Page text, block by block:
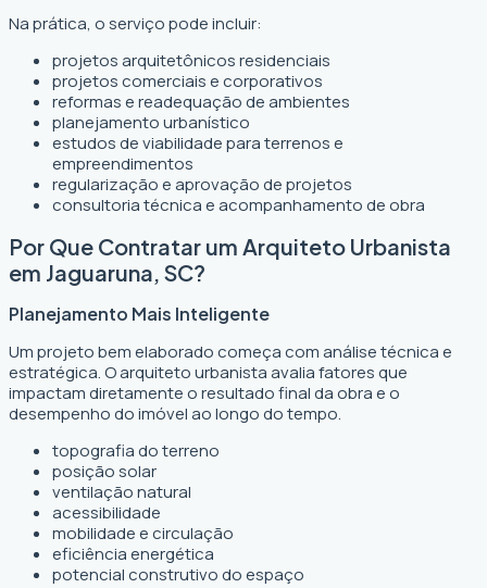
Na prática, o serviço pode incluir:
projetos arquitetônicos residenciais
projetos comerciais e corporativos
reformas e readequação de ambientes
planejamento urbanístico
estudos de viabilidade para terrenos e
empreendimentos
regularização e aprovação de projetos
consultoria técnica e acompanhamento de obra
Por Que Contratar um Arquiteto Urbanista
em Jaguaruna, SC?
Planejamento Mais Inteligente
Um projeto bem elaborado começa com análise técnica e
estratégica. O arquiteto urbanista avalia fatores que
impactam diretamente o resultado final da obra e o
desempenho do imóvel ao longo do tempo.
topografia do terreno
posição solar
ventilação natural
acessibilidade
mobilidade e circulação
eficiência energética
potencial construtivo do espaço